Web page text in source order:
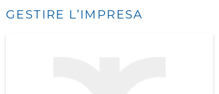
GESTIRE L’IMPRESA